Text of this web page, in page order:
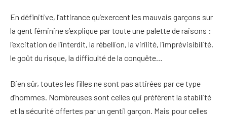
En définitive, l’attirance qu’exercent les mauvais garçons sur
la gent féminine s’explique par toute une palette de raisons :
l’excitation de l’interdit, la rébellion, la virilité, l’imprévisibilité,
le goût du risque, la difficulté de la conquête…
Bien sûr, toutes les filles ne sont pas attirées par ce type
d’hommes. Nombreuses sont celles qui préfèrent la stabilité
et la sécurité offertes par un gentil garçon. Mais pour celles